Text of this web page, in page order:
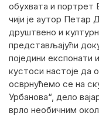
обухвата и портрет
чији је аутор
друштвено и
представљајући
поједини експонати
кустоси настоје да
осврнућемо се на
Урбанова“, дело
врло необичним